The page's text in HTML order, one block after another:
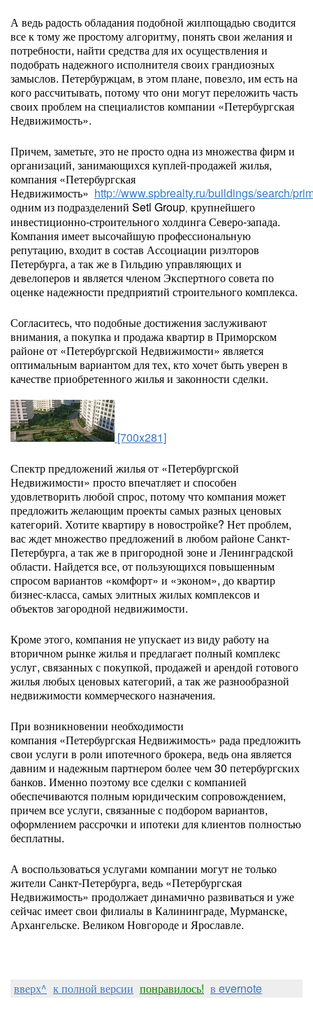
А ведь радость обладания подобной жилпощадью сводится
все к тому же простому алгоритму, понять свои желания и
потребности, найти средства для их осуществления и
подобрать надежного исполнителя своих грандиозных
замыслов. Петербуржцам, в этом плане, повезло, им есть на
кого рассчитывать, потому что они могут переложить часть
своих проблем на специалистов компании «Петербургская
Недвижимость».
Причем, заметьте, это не просто одна из множества фирм и
организаций, занимающихся куплей-продажей жилья,
компания «Петербургская
Недвижимость» http://www.spbrealty.ru/buildings/search/
одним из подразделений Setl Group, крупнейшего
инвестиционно-строительного холдинга Северо-запада.
Компания имеет высочайшую профессиональную
репутацию, входит в состав Ассоциации риэлторов
Петербурга, а так же в Гильдию управляющих и
девелоперов и является членом Экспертного совета по
оценке надежности предприятий строительного комплекса.
Согласитесь, что подобные достижения заслуживают
внимания, а покупка и продажа квартир в Приморском
районе от «Петербургской Недвижимости» является
оптимальным вариантом для тех, кто хочет быть уверен в
качестве приобретенного жилья и законности сделки.
[700x281]
Спектр предложений жилья от «Петербургской
Недвижимости» просто впечатляет и способен
удовлетворить любой спрос, потому что компания может
предложить желающим проекты самых разных ценовых
категорий. Хотите квартиру в новостройке? Нет проблем,
вас ждет множество предложений в любом районе Санкт-
Петербурга, а так же в пригородной зоне и Ленинградской
области. Найдется все, от пользующихся повышенным
спросом вариантов «комфорт» и «эконом», до квартир
бизнес-класса, самых элитных жилых комплексов и
объектов загородной недвижимости.
Кроме этого, компания не упускает из виду работу на
вторичном рынке жилья и предлагает полный комплекс
услуг, связанных с покупкой, продажей и арендой готового
жилья любых ценовых категорий, а так же разнообразной
недвижимости коммерческого назначения.
При возникновении необходимости
компания «Петербургская Недвижимость» рада предложить
свои услуги в роли ипотечного брокера, ведь она является
давним и надежным партнером более чем 30 петербургских
банков. Именно поэтому все сделки с компанией
обеспечиваются полным юридическим сопровождением,
причем все услуги, связанные с подбором вариантов,
оформлением рассрочки и ипотеки для клиентов полностью
бесплатны.
А воспользоваться услугами компании могут не только
жители Санкт-Петербурга, ведь «Петербургская
Недвижимость» продолжает динамично развиваться и уже
сейчас имеет свои филиалы в Калининграде, Мурманске,
Архангельске. Великом Новгороде и Ярославле.
вверх^ к полной версии понравилось! в evernote